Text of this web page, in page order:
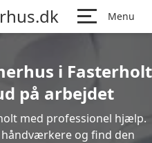
Menu
i Fasterholt
på arbejdet
med professionel hjælp.
og find den